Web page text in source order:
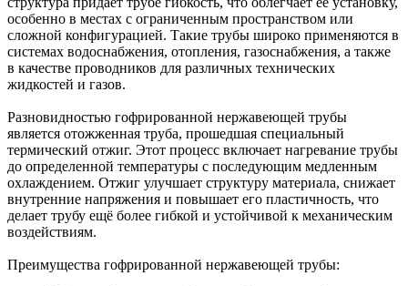
особенно в местах с ограниченным пространством или
сложной конфигурацией. Такие трубы широко применяются в
системах водоснабжения, отопления, газоснабжения, а также
в качестве проводников для различных технических
жидкостей и газов.
Разновидностью гофрированной нержавеющей трубы
является отожженная труба, прошедшая специальный
термический отжиг. Этот процесс включает нагревание трубы
до определенной температуры с последующим медленным
охлаждением. Отжиг улучшает структуру материала, снижает
внутренние напряжения и повышает его пластичность, что
делает трубу ещё более гибкой и устойчивой к механическим
воздействиям.
Преимущества гофрированной нержавеющей трубы: